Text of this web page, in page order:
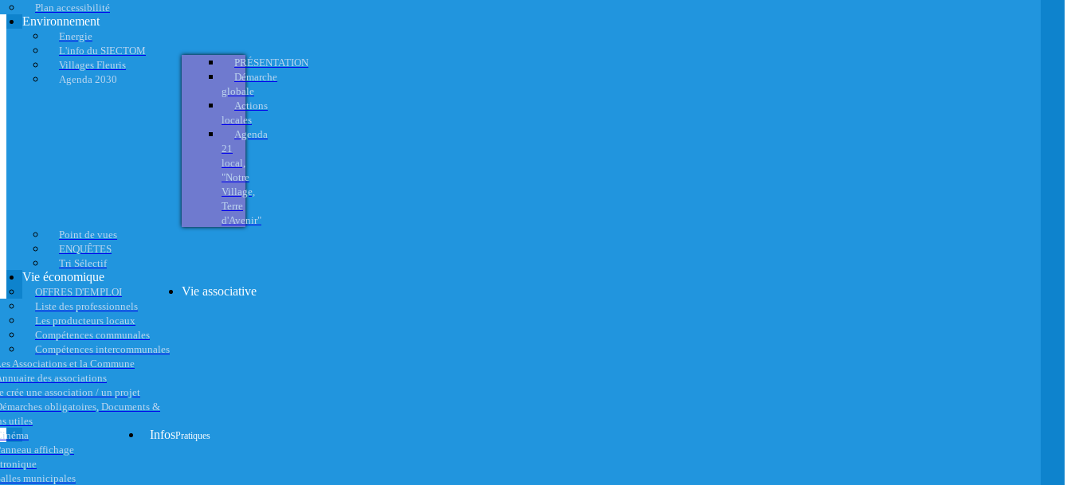
Plan accessibilité
Environnement
Energie
L'info du SIECTOM
Villages Fleuris
Agenda 2030
PRÉSENTATION
Démarche
globale
Actions
locales
Agenda
21
local,
"Notre
Village,
Terre
d'Avenir"
Point de vues
ENQUÊTES
Tri Sélectif
Vie économique
OFFRES D'EMPLOI
Liste des professionnels
Les producteurs locaux
Compétences communales
Compétences intercommunales
Vie associative
Associations et la Commune
des associations
crée une association / un projet
obligatoires, Documents &
utiles
affichage
municipales
InfosPratiques